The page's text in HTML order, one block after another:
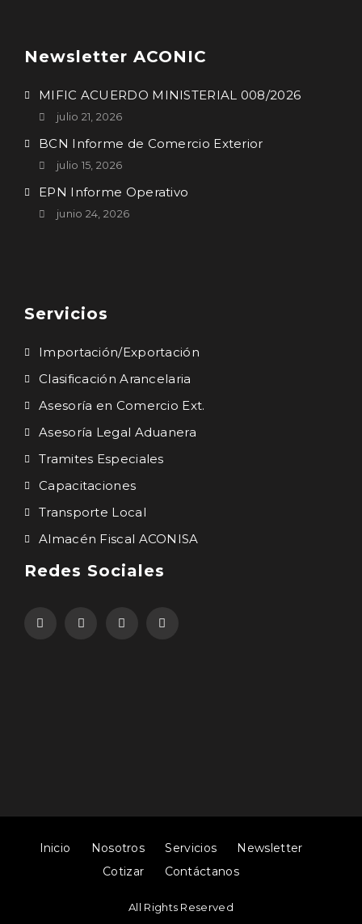
Newsletter ACONIC
MIFIC ACUERDO MINISTERIAL 008/2026
julio 21, 2026
BCN Informe de Comercio Exterior
julio 15, 2026
EPN Informe Operativo
junio 24, 2026
Servicios
Importación/Exportación
Clasificación Arancelaria
Asesoría en Comercio Ext.
Asesoría Legal Aduanera
Tramites Especiales
Capacitaciones
Transporte Local
Almacén Fiscal ACONISA
Redes Sociales
Inicio Nosotros Servicios
Newsletter
Cotizar
Contáctanos
All Rights Reserved